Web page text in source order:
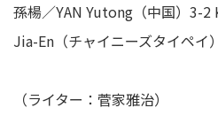
孫楊／YAN Yutong（中国）3-2
Jia-En（チャイニーズタイペイ）
（ライター：菅家雅治）